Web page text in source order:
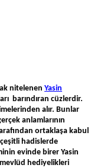
nitelenen Yasin
barındıran cüzlerdir.
alır. Bunlar
anlamlarının
ortaklaşa kabul
hadislerde
evinde birer Yasin
hediyelikleri